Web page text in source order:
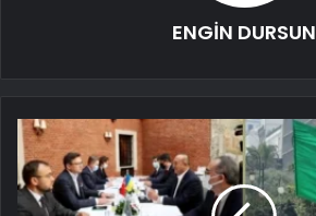
ENGİN DURSUN